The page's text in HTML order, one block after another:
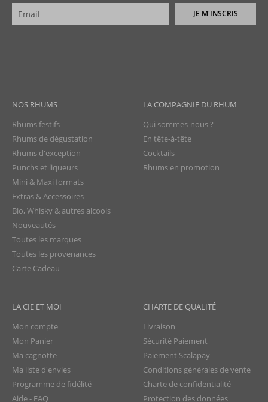
JE M'INSCRIS
NOS RHUMS
Rhums festifs
Rhums de dégustation
Rhums d'exception
Punchs et liqueurs
Mini & Maxi formats
Extras & Accessoires
Bio, Whisky & autres alcools
Nouveautés
Toutes les marques
Toutes les provenances
Carte Cadeau
LA COMPAGNIE DU RHUM
Qui sommes-nous ?
En tête-à-tête
Cocktails
Rhums en promotion
LA CIE ET MOI
Mon compte
Mon Panier
Ma cagnotte
Ma liste d'envies
Programme de fidélité
Aide - FAQ
CHARTE DE QUALITÉ
Livraison
Sécurité Paiement
Paiement Scalapay
Conditions générales de vente
Charte de confidentialité
Protection des données